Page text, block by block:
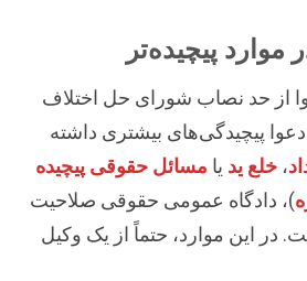
پیچیده‌تر
از حد نصاب شورای حل اختلاف
پیچیدگی‌های بیشتری داشته
، خلع ید یا مسائل حقوقی پیچیده
)، دادگاه عمومی حقوقی صلاحیت
در این موارد، حتماً از یک وکیل